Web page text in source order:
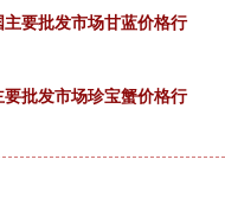
要批发市场甘蓝价格行
批发市场珍宝蟹价格行